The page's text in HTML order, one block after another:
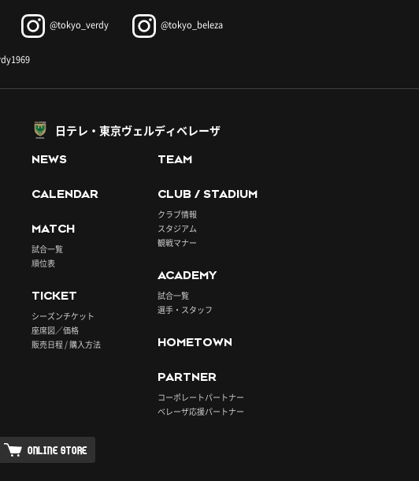
@tokyo_verdy @tokyo_beleza
日テレ・東京ヴェルディベレーザ
NEWS
CALENDAR
MATCH
試合一覧
順位表
TICKET
シーズンチケット
座席図／価格
販売日程 / 購入方法
TEAM
CLUB / STADIUM
クラブ情報
スタジアム
観戦マナー
ACADEMY
試合一覧
選手・スタッフ
HOMETOWN
PARTNER
コーポレートパートナー
ベレーザ応援パートナー
ONLINE STORE